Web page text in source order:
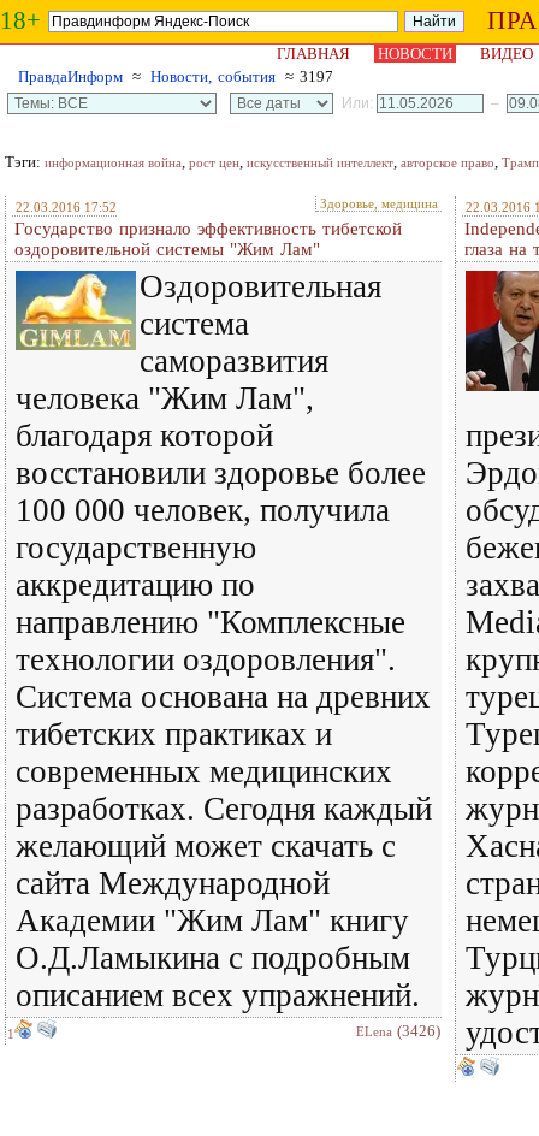
18+
ГЛАВНАЯ НОВОСТИ
ВИДЕО
ПравдаИнформ ≈ Новости, события ≈ 3197
Или: –
Тэги: информационная война, рост цен, искусственный интеллект, авторское право, Трамп
22.03.2016 17:52 Здоровье, медицина
Государство признало эффективность тибетской
оздоровительной системы "Жим Лам"
Оздоровительная
система
саморазвития
человека "Жим Лам",
благодаря которой
восстановили здоровье более
100 000 человек, получила
государственную
аккредитацию по
направлению "Комплексные
технологии оздоровления".
Система основана на древних
тибетских практиках и
современных медицинских
разработках. Сегодня каждый
желающий может скачать с
сайта Международной
Академии "Жим Лам" книгу
О.Д.Ламыкина с подробным
описанием всех упражнений.
1 ELena (3426)
22.03.2016
глаза на